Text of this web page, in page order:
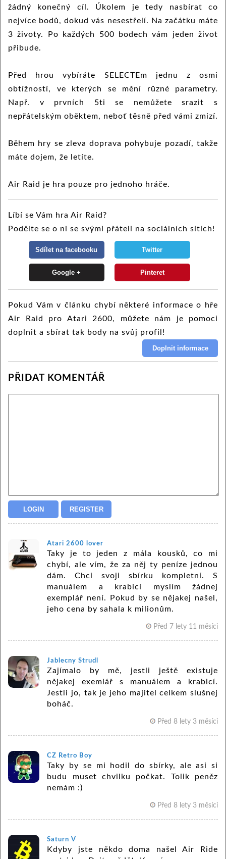
žádný konečný cíl. Úkolem je tedy nasbírat co
nejvíce bodů, dokud vás nesestřelí. Na začátku máte
3 životy. Po každých 500 bodech vám jeden život
přibude.
Před hrou vybíráte SELECTEm jednu z osmi
obtížností, ve kterých se mění různé parametry.
Např. v prvních 5ti se nemůžete srazit s
nepřátelským oběktem, neboť těsně před vámi zmizí.
Během hry se zleva doprava pohybuje pozadí, takže
máte dojem, že letíte.
Air Raid je hra pouze pro jednoho hráče.
Líbí se Vám hra Air Raid?
Podělte se o ni se svými přáteli na sociálních sítích!
Pokud Vám v článku chybí některé informace o hře
Air Raid pro Atari 2600, můžete nám je pomoci
doplnit a sbírat tak body na svůj profil!
PŘIDAT KOMENTÁŘ
Atari 2600 lover
Taky je to jeden z mála kousků, co mi
chybí, ale vím, že za něj ty peníze jednou
dám. Chci svoji sbírku kompletní. S
manuálem a krabicí myslím žádnej
exemplář není. Pokud by se nějakej našel,
jeho cena by sahala k milionům.
Před 7 lety 11 měsíci
Jablecny Strudl
Zajímalo by mě, jestli ještě existuje
nějakej exemlář s manuálem a krabicí.
Jestli jo, tak je jeho majitel celkem slušnej
boháč.
Před 8 lety 3 měsíci
CZ Retro Boy
Taky by se mi hodil do sbírky, ale asi si
budu muset chvilku počkat. Tolik peněz
nemám :)
Před 8 lety 3 měsíci
Saturn V
Kdyby jste někdo doma našel Air Ride